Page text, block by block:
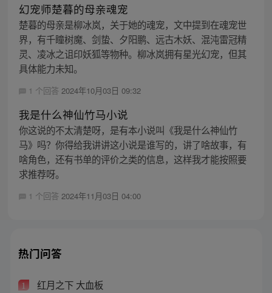
幻宠师楚暮的母亲魂宠
楚暮的母亲是柳冰岚，关于她的魂宠，文中提到在魂宠世
界，有千瞳树魔、剑蛰、夕阳鹏、远古木妖、混沌雷冠精
灵、凌冰之诅印妖狐等物种。柳冰岚拥有星光幻宠，但其
具体能力未知。
1 个回答 2024年10月03日 09:32
我是什么神仙竹马小说
你这说的不太清楚呀，是有本小说叫《我是什么神仙竹
马》吗？你得给我讲讲这小说是谁写的，讲了啥故事，有
啥角色，还有书单的评价之类的信息，这样我才能按照要
求推荐呀。
1 个回答 2024年11月03日 04:00
热门问答
1 红月之下 大血板